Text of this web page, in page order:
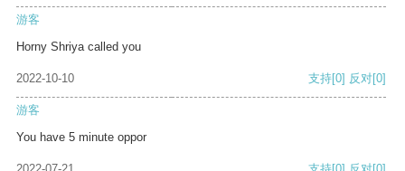
游客
Horny Shriya called you
2022-10-10 支持[0] 反对[0]
游客
You have 5 minute oppor